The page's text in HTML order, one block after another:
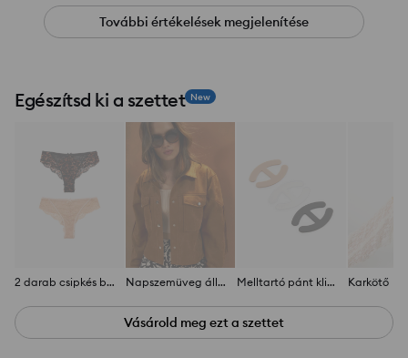
További értékelések megjelenítése
Egészítsd ki a szettet New
2 darab csipkés brazil bugyi Napszemüveg állatmintával Melltartó pánt klipszek 3 csomag Karkötő
Vásárold meg ezt a szettet